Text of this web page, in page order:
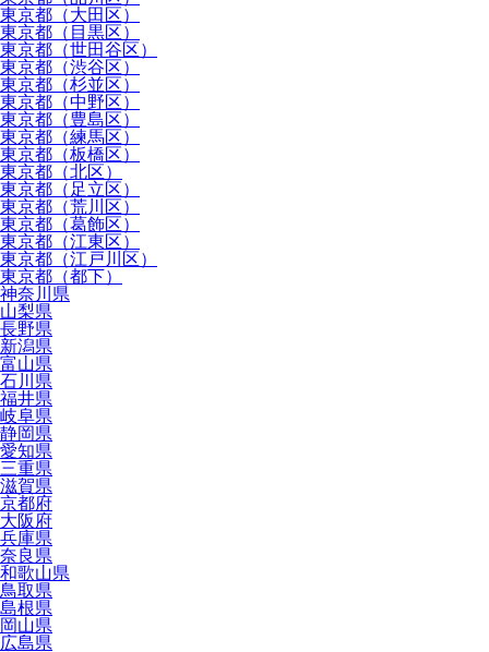
東京都（大田区）
東京都（目黒区）
東京都（世田谷区）
東京都（渋谷区）
東京都（杉並区）
東京都（中野区）
東京都（豊島区）
東京都（練馬区）
東京都（板橋区）
東京都（北区）
東京都（足立区）
東京都（荒川区）
東京都（葛飾区）
東京都（江東区）
東京都（江戸川区）
東京都（都下）
神奈川県
山梨県
長野県
新潟県
富山県
石川県
福井県
岐阜県
静岡県
愛知県
三重県
滋賀県
京都府
大阪府
兵庫県
奈良県
和歌山県
鳥取県
島根県
岡山県
広島県